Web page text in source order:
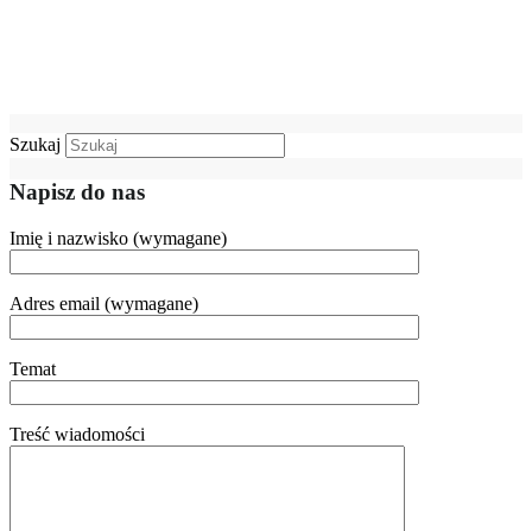
Szukaj
Napisz do nas
Imię i nazwisko (wymagane)
Adres email (wymagane)
Temat
Treść wiadomości